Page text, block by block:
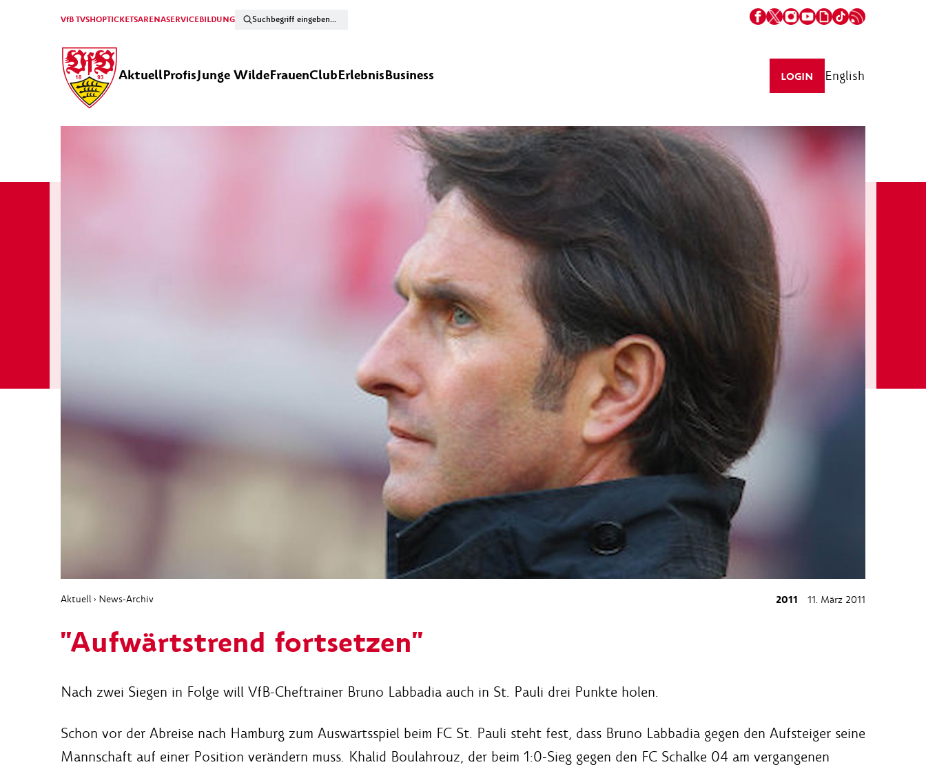
VfB TVSHOPTICKETSARENASERVICEBILDUNG
AktuellProfisJunge WildeFrauenClubErlebnisBusiness LOGIN English
Aktuell › News-Archiv 2011 11. März 2011
"Aufwärtstrend fortsetzen"
Nach zwei Siegen in Folge will VfB-Cheftrainer Bruno Labbadia auch in St. Pauli drei Punkte holen.
Schon vor der Abreise nach Hamburg zum Auswärtsspiel beim FC St. Pauli steht fest, dass Bruno Labbadia gegen den Aufsteiger seine
Mannschaft auf einer Position verändern muss. Khalid Boulahrouz, der beim 1:0-Sieg gegen den FC Schalke 04 am vergangenen